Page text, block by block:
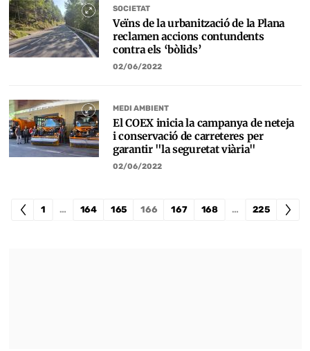
SOCIETAT
Veïns de la urbanització de la Plana
reclamen accions contundents
contra els ‘bòlids’
02/06/2022
MEDI AMBIENT
El COEX inicia la campanya de neteja
i conservació de carreteres per
garantir "la seguretat viària"
02/06/2022
1 … 164 165 166 167 168 … 225